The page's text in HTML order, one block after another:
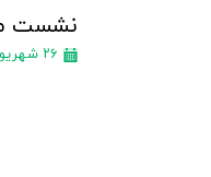
نشست
۲۶ شهریور ۱۴۰۳